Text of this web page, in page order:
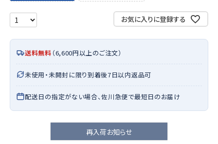
お気に入りに登録する
送料無料 （6,600円以上のご注文）
未使用・未開封に限り到着後7日以内返品可
配送日の指定がない場合、佐川急便で最短日のお届け
再入荷お知らせ